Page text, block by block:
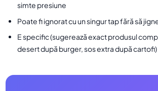
simte presiune
Poate fi ignorat cu un singur tap fără să
E specific (sugerează exact produsul
desert după burger, sos extra după cartofi)